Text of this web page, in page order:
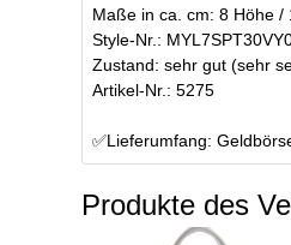
Maße in ca. cm: 8 Höhe
Style-Nr.:
Zustand: sehr gut (sehr
Artikel-Nr.: 5275
✅Lieferumfang:
Produkte des